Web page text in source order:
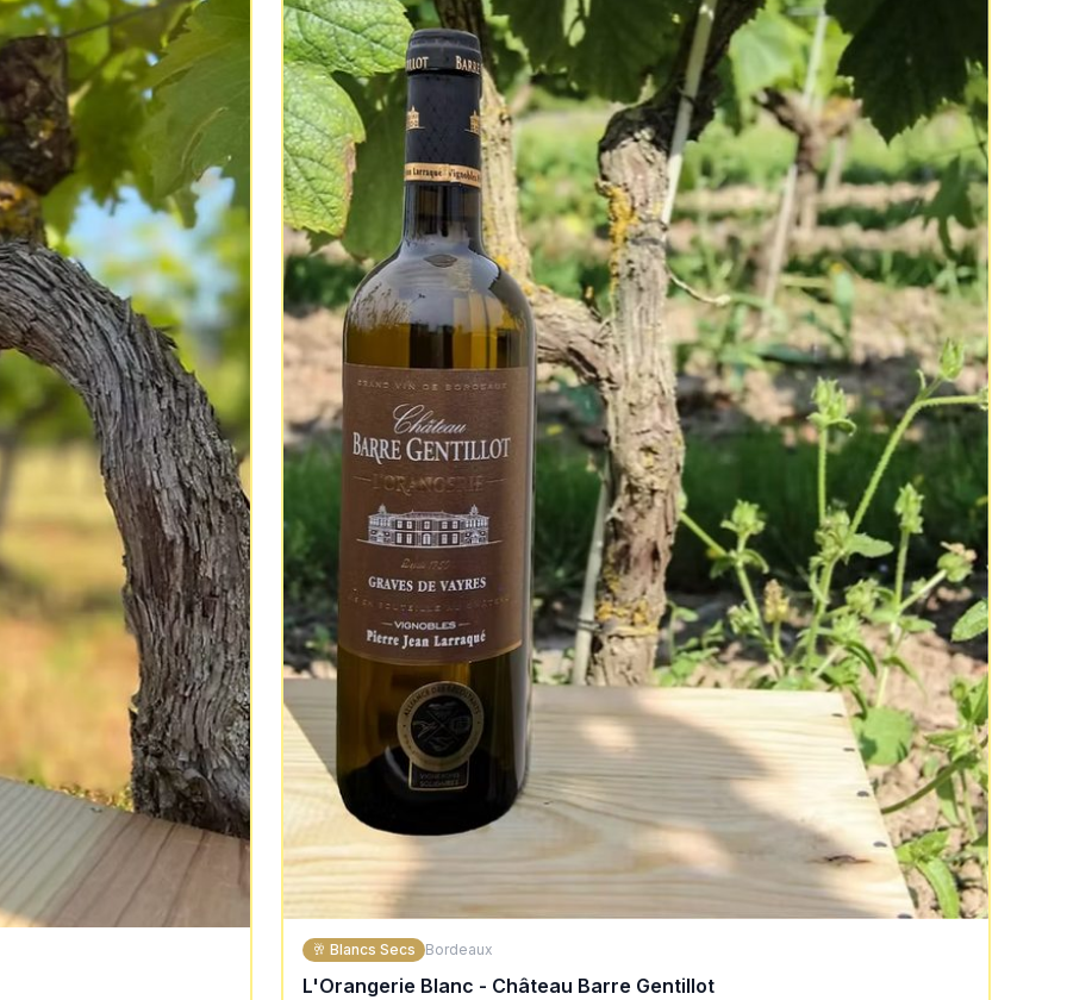
🥂 Blancs Secs Bordeaux
L'Orangerie Blanc - Château Barre Gentillot